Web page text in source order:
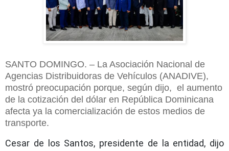
SANTO DOMINGO. – La Asociación Nacional de
Agencias Distribuidoras de Vehículos (ANADIVE),
mostró preocupación porque, según dijo, el aumento
de la cotización del dólar en República Dominicana
afecta ya la comercialización de estos medios de
transporte.
Cesar de los Santos, presidente de la entidad, dijo